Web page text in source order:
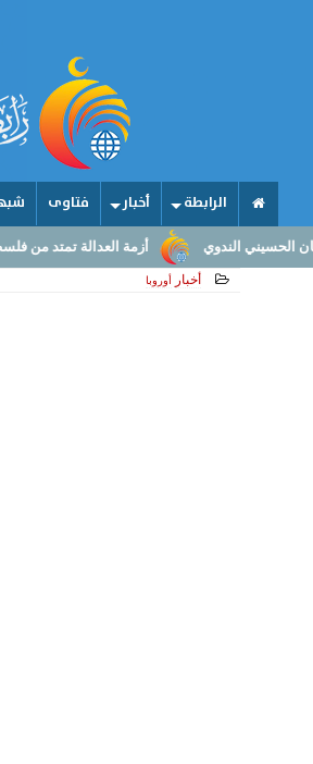
الرابطة أخبار فتاوى
أزمة العدالة تمتد من فلسطين إلى الملاعب
أخبار أوروبا